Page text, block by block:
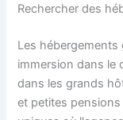
Rechercher des
Les
immersion dans le
dans les grands
et petites